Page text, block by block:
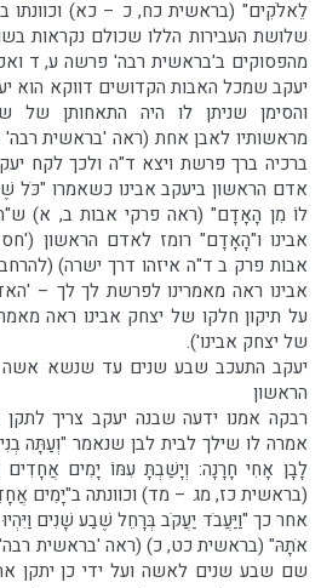
לֵאלֹקִים" (בראשית כח, כ – כא) וכוונתו
שלושת העבירות הללו שכולם נקראות
מהפסוקים ב'בראשית רבה' פרשה ע, ד
יעקב שמכל האבות הקדושים דווקא הוא
והסימן שניתן לו היה התאחותן
מראשותיו לאבן אחת (ראה 'בראשית
ברכיה ברך פרשת ויצא ד"ה ולכך לקח
אדם הראשון ביעקב אבינו כשאמרו "כֹּל
לוֹ מִן הָאָדָם" (ראה פרקי אבות ב, א)
אבינו ו"הָאָדָם" רומז לאדם הראשון
אבות פרק ב ד"ה איזהו דרך ישרה)
אבינו ראה מאמרינו לפרשת לך לך –
על תיקון חלקו של יצחק אבינו ראה
של יצחק אבינו').
יעקב התעכב שבע שנים עד שנשא אשה
הראשון
רבקה אמנו ידעה שבנה יעקב צריך
אמרה לו שילך לבית לבן שנאמר "וְעַתָּה
לָבָן אָחִי חָרָנָה: וְיָשַׁבְתָּ עִמּוֹ יָמִים
(בראשית כז, מג – מד) וכוונתה ב"יָמִים
אחר כך "וַיַּעֲבֹד יַעֲקֹב בְּרָחֵל שֶׁבַע שָׁנִים
אֹתָהּ" (בראשית כט, כ) (ראה 'בראשית רבה'
שם שבע שנים לאשה ועל ידי כן יתקן